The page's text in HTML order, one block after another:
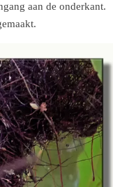
aan de onderkant.